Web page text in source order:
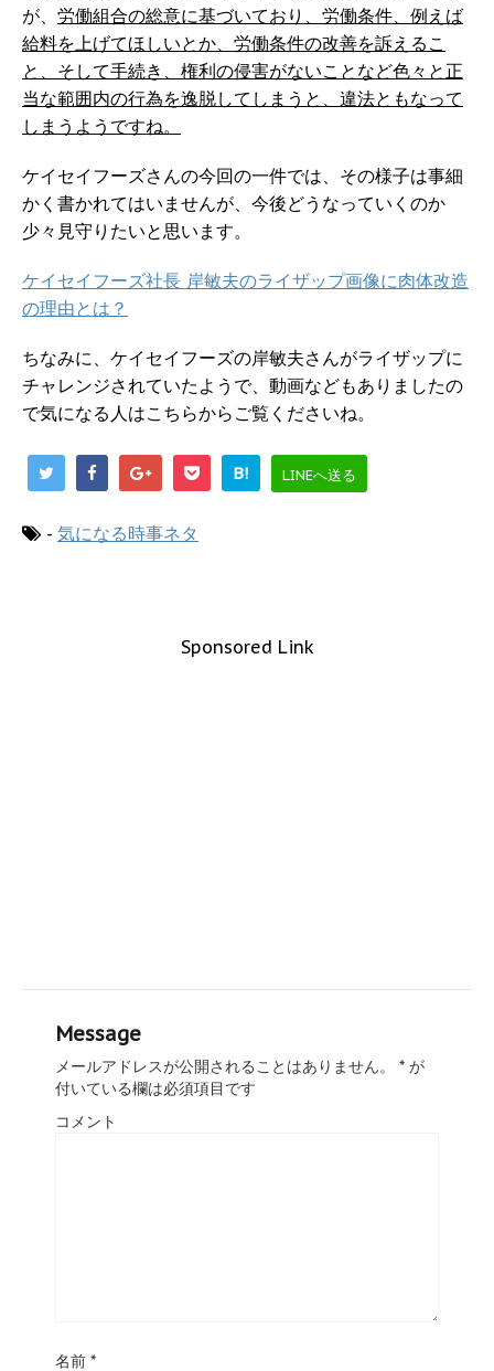
が、 労働組合の総意に基づいており、労働条件、例えば
給料を上げてほしいとか、労働条件の改善を訴えるこ
と、そして手続き、権利の侵害がないことなど色々と正
当な範囲内の行為を逸脱してしまうと、違法ともなって
しまうようですね。
ケイセイフーズさんの今回の一件では、その様子は事細
かく書かれてはいませんが、今後どうなっていくのか
少々見守りたいと思います。
ケイセイフーズ社長 岸敏夫のライザップ画像に肉体改造
の理由とは？
ちなみに、ケイセイフーズの岸敏夫さんがライザップに
チャレンジされていたようで、動画などもありましたの
で気になる人はこちらからご覧くださいね。
B! LINEへ送る
- 気になる時事ネタ
Sponsored Link
Message
メールアドレスが公開されることはありません。 * が
付いている欄は必須項目です
コメント
名前 *